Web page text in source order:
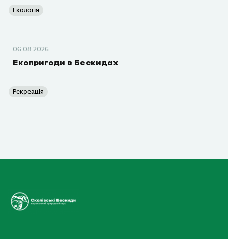
Екологія
06.08.2026
Екопригоди в Бескидах
Рекреація